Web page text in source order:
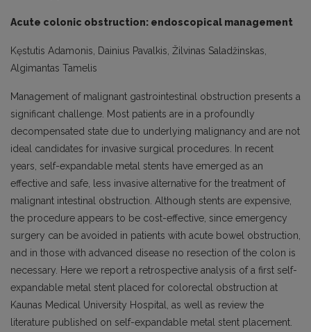
Acute colonic obstruction: endoscopical management
Kęstutis Adamonis, Dainius Pavalkis, Žilvinas Saladžinskas,
Algimantas Tamelis
Management of malignant gastrointestinal obstruction presents a
significant challenge. Most patients are in a profoundly
decompensated state due to underlying malignancy and are not
ideal candidates for invasive surgical procedures. In recent
years, self-expandable metal stents have emerged as an
effective and safe, less invasive alternative for the treatment of
malignant intestinal obstruction. Although stents are expensive,
the procedure appears to be cost-effective, since emergency
surgery can be avoided in patients with acute bowel obstruction,
and in those with advanced disease no resection of the colon is
necessary. Here we report a retrospective analysis of a first self-
expandable metal stent placed for colorectal obstruction at
Kaunas Medical University Hospital, as well as review the
literature published on self-expandable metal stent placement.